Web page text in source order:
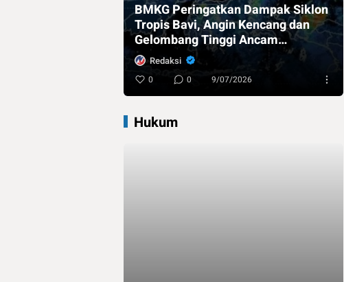
BMKG Peringatkan Dampak Siklon
Tropis Bavi, Angin Kencang dan
Gelombang Tinggi Ancam
Indonesia Timur
Redaksi
0 0 9/07/2026
Hukum